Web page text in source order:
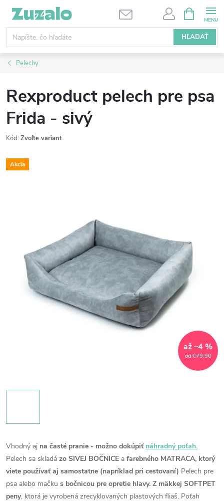
Prejsť
obsah
HĽADAŤ
KOŠÍK
Pelechy
Rexproduct pelech pre psa
Frida - sivý
Kód: Zvoľte variant
Akcia
od €79,90
až –4 %
Vhodný aj na časté pranie - možno dokúpiť náhradný poťah.
Pelech sa skladá zo SIVEJ BOČNICE a farebného MATRACA, ktorý
viete používať aj samostatne (napríklad pri cestovaní) Pelech pre
psa alebo mačku s bočnicou pre opretie hlavy. Z mäkkej SOFTPET
peny, ktorá je vyrobená zrecyklovaných plastových fliaš. Poťah